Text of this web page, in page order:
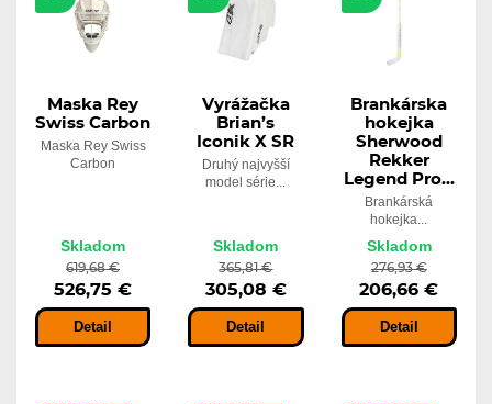
Maska Rey
Swiss Carbon
Maska Rey Swiss
Carbon
Skladom
619,68 €
526,75 €
Detail
Vyrážačka
Brian’s
Iconik X SR
Druhý najvyšší
model série...
Skladom
365,81 €
305,08 €
Detail
Brankárska
hokejka
Sherwood
Rekker
Legend Pro...
Brankárská
hokejka...
Skladom
276,93 €
206,66 €
Detail